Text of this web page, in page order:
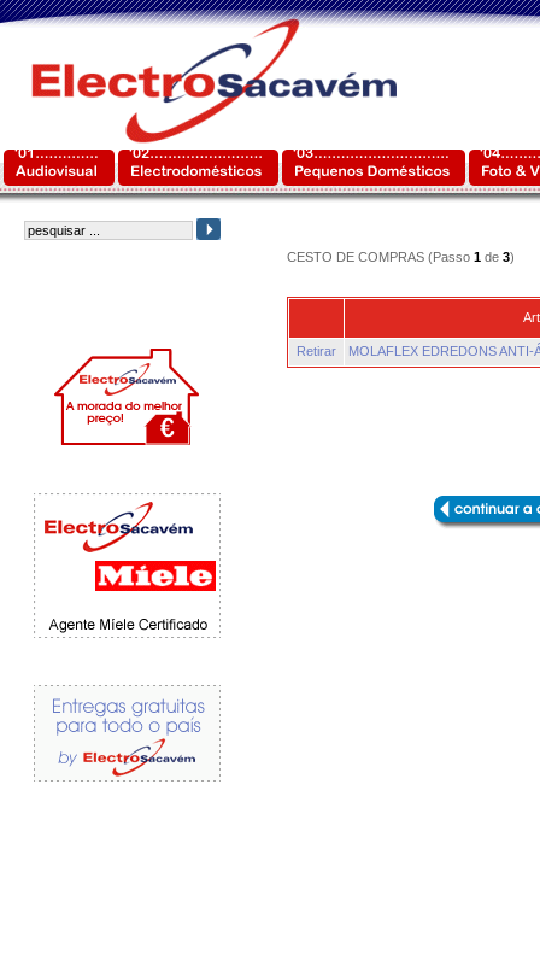
CESTO DE COMPRAS (Passo 1de 3)
Retirar MOLAFLEX EDREDONS ANTI-